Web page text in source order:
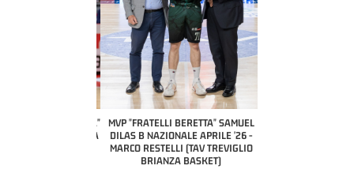
MVP "FRATELLI BERETTA" SAMUEL
DILAS B NAZIONALE APRILE '26 -
MARCO RESTELLI (TAV TREVIGLIO
BRIANZA BASKET)